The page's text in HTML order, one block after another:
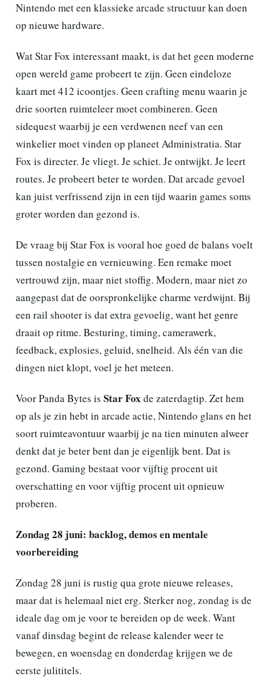
Nintendo met een klassieke arcade structuur kan doen
op nieuwe hardware.
Wat Star Fox interessant maakt, is dat het geen moderne
open wereld game probeert te zijn. Geen eindeloze
kaart met 412 icoontjes. Geen crafting menu waarin je
drie soorten ruimteleer moet combineren. Geen
sidequest waarbij je een verdwenen neef van een
winkelier moet vinden op planeet Administratia. Star
Fox is directer. Je vliegt. Je schiet. Je ontwijkt. Je leert
routes. Je probeert beter te worden. Dat arcade gevoel
kan juist verfrissend zijn in een tijd waarin games soms
groter worden dan gezond is.
De vraag bij Star Fox is vooral hoe goed de balans voelt
tussen nostalgie en vernieuwing. Een remake moet
vertrouwd zijn, maar niet stoffig. Modern, maar niet zo
aangepast dat de oorspronkelijke charme verdwijnt. Bij
een rail shooter is dat extra gevoelig, want het genre
draait op ritme. Besturing, timing, camerawerk,
feedback, explosies, geluid, snelheid. Als één van die
dingen niet klopt, voel je het meteen.
Voor Panda Bytes is Star Foxde zaterdagtip. Zet hem
op als je zin hebt in arcade actie, Nintendo glans en het
soort ruimteavontuur waarbij je na tien minuten alweer
denkt dat je beter bent dan je eigenlijk bent. Dat is
gezond. Gaming bestaat voor vijftig procent uit
overschatting en voor vijftig procent uit opnieuw
proberen.
Zondag 28 juni: backlog, demos en mentale
voorbereiding
Zondag 28 juni is rustig qua grote nieuwe releases,
maar dat is helemaal niet erg. Sterker nog, zondag is de
ideale dag om je voor te bereiden op de week. Want
vanaf dinsdag begint de release kalender weer te
bewegen, en woensdag en donderdag krijgen we de
eerste julititels.